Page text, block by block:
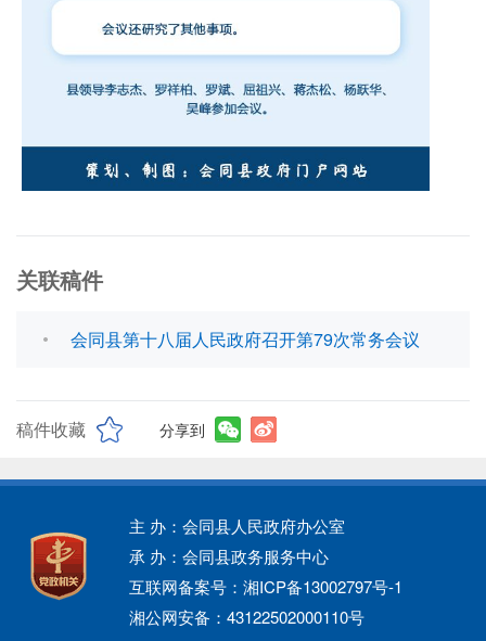
关联稿件
会同县第十八届人民政府召开第79次常务会议
稿件收藏 分享到
主 办：会同县人民政府办公室
承 办：会同县政务服务中心
互联网备案号：湘ICP备13002797号-1
湘公网安备：43122502000110号